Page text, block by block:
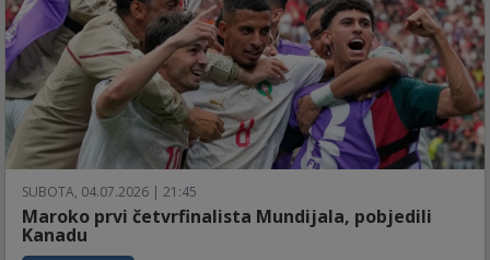
SUBOTA, 04.07.2026 | 21:45
Maroko prvi četvrfinalista Mundijala, pobjedili
Kanadu